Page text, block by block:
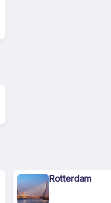
Rotterdam